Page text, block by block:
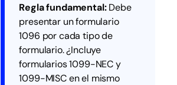
Regla fundamental:Debe
presentar un formulario
1096 por cada tipo de
formulario. ¿Incluye
formularios 1099-NEC y
1099-MISC en el mismo